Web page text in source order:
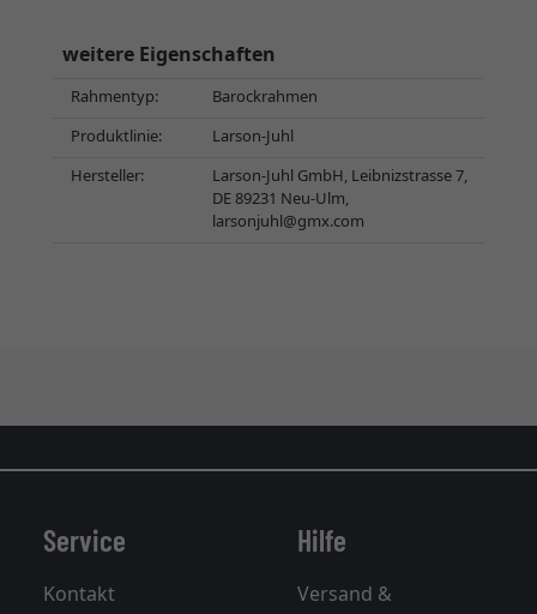
weitere Eigenschaften
Rahmentyp:
Barockrahmen
Produktlinie:
Larson-Juhl
Hersteller:
Larson-Juhl GmbH, Leibnizstrasse 7,
DE 89231 Neu-Ulm,
larsonjuhl@gmx.com
Service
Kontakt
Hilfe
Versand &